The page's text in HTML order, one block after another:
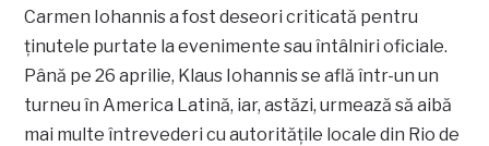
Carmen Iohannis a fost deseori criticată pentru
ținutele purtate la evenimente sau întâlniri oficiale.
Până pe 26 aprilie, Klaus Iohannis se află într-un un
turneu în America Latină, iar, astăzi, urmează să aibă
mai multe întrevederi cu autorităţile locale din Rio de